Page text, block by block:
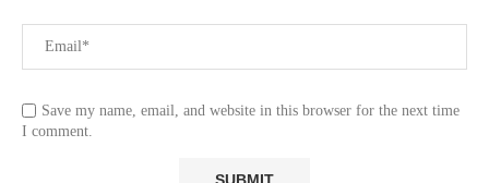
Save my name, email, and website in this browser for the next time
I comment.